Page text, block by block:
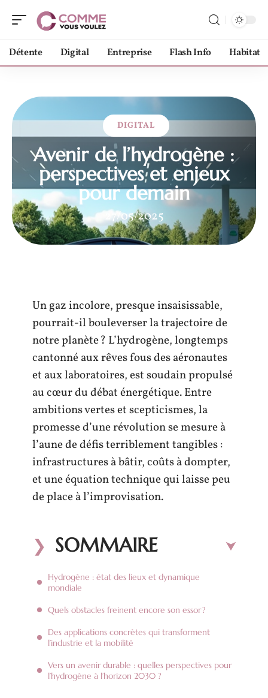
Détente Digital Entreprise Flash Info Habitat
DIGITAL
Avenir de l’hydrogène :
perspectives et enjeux
pour demain
27/05/2025
Un gaz incolore, presque insaisissable,
pourrait-il bouleverser la trajectoire de
notre planète ? L’hydrogène, longtemps
cantonné aux rêves fous des aéronautes
et aux laboratoires, est soudain propulsé
au cœur du débat énergétique. Entre
ambitions vertes et scepticismes, la
promesse d’une révolution se mesure à
l’aune de défis terriblement tangibles :
infrastructures à bâtir, coûts à dompter,
et une équation technique qui laisse peu
de place à l’improvisation.
SOMMAIRE
Hydrogène : état des lieux et dynamique
mondiale
Quels obstacles freinent encore son essor ?
Des applications concrètes qui transforment
l’industrie et la mobilité
Vers un avenir durable : quelles perspectives pour
l’hydrogène à l’horizon 2030 ?